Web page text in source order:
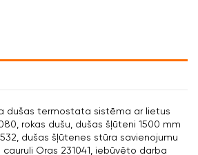
dušas termostata sistēma ar lietus
rokas dušu, dušas šļūteni 1500 mm
dušas šļūtenes stūra savienojumu
cauruli Oras 231041, iebūvēto darba